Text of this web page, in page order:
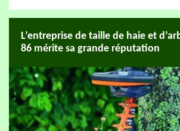
L’entreprise de taille de haie et
86 mérite sa grande réputation